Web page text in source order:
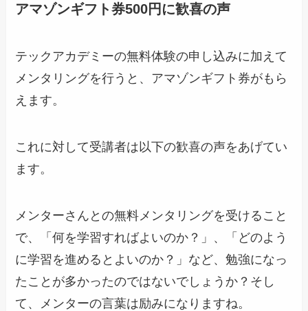
アマゾンギフト券500円に歓喜の声
テックアカデミーの無料体験の申し込みに加えて
メンタリングを行うと、アマゾンギフト券がもら
えます。
これに対して受講者は以下の歓喜の声をあげてい
ます。
メンターさんとの無料メンタリングを受けること
で、「何を学習すればよいのか？」、「どのよう
に学習を進めるとよいのか？」など、勉強になっ
たことが多かったのではないでしょうか？そし
て、メンターの言葉は励みになりますね。